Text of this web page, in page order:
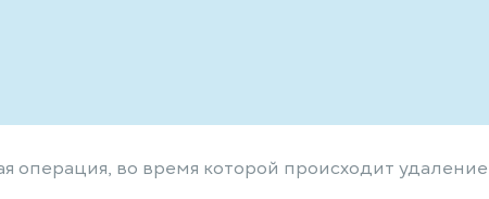
операция, во время которой происходит